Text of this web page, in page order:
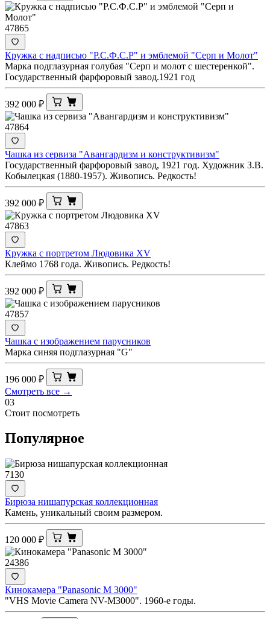
47865
Кружка с надписью "Р.С.Ф.С.Р" и эмблемой "Серп и Молот"
Марка подглазурная голубая "Серп и молот с шестеренкой".
Государственный фарфоровый завод.1921 год
392 000 ₽
47864
Чашка из сервиза "Авангардизм и конструктивизм"
Государственный фарфоровый завод, 1921 год. Художник З.В.
Кобылецкая (1880-1957). Живопись. Редкость!
392 000 ₽
47863
Кружка с портретом Людовика XV
Клеймо 1768 года. Живопись. Редкость!
392 000 ₽
47857
Чашка с изображением парусников
Марка синяя подглазурная "G"
196 000 ₽
Смотреть все →
03
Стоит посмотреть
Популярное
7130
Бирюза нишапурская коллекционная
Камень, уникальный своим размером.
120 000 ₽
24386
Кинокамера "Panasonic M 3000"
"VHS Movie Camera NV-M3000". 1960-е годы.